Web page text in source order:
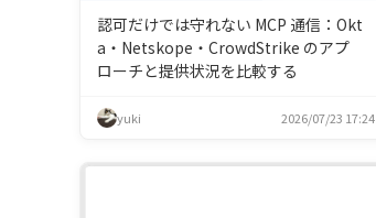
認可だけでは守れない MCP 通信：Okt
a・Netskope・CrowdStrike のアプ
ローチと提供状況を比較する
yuki 2026/07/23 17:24